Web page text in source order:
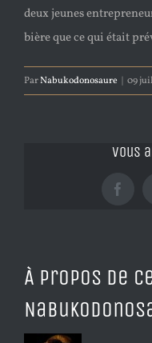
deux jeunes
bière que ce qui était
ParNabukodonosaure 09
Vous
À propos de